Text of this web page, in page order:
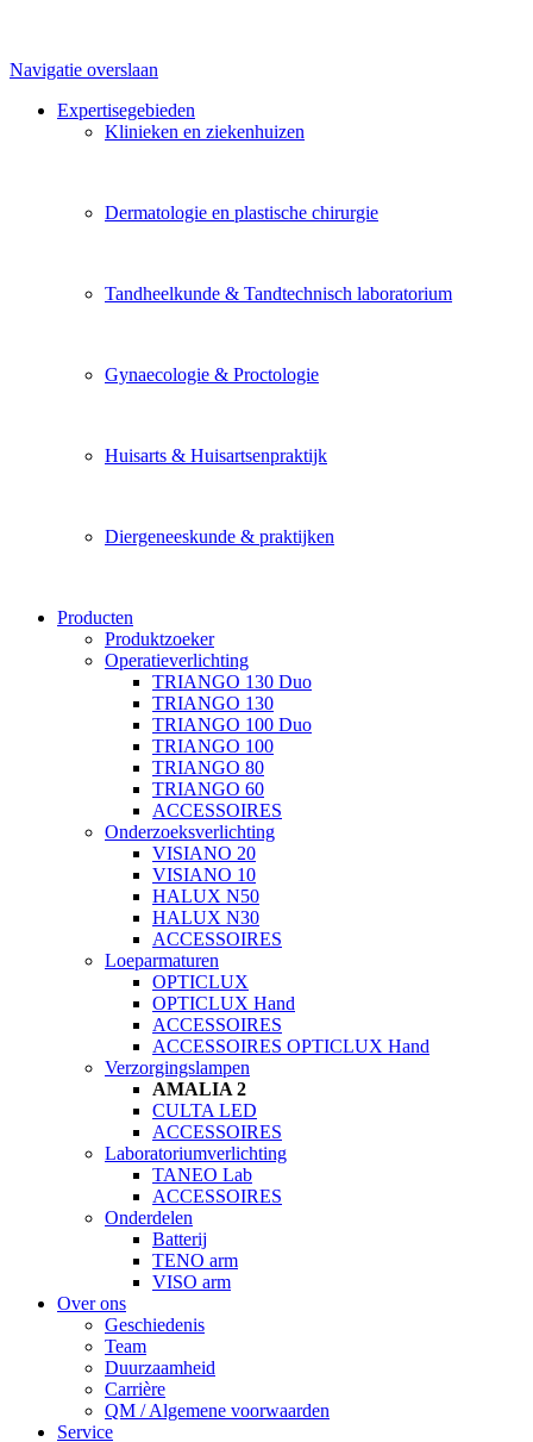
Navigatie overslaan
Expertisegebieden
Klinieken en ziekenhuizen
Dermatologie en plastische chirurgie
Tandheelkunde & Tandtechnisch laboratorium
Gynaecologie & Proctologie
Huisarts & Huisartsenpraktijk
Diergeneeskunde & praktijken
Producten
Produktzoeker
Operatieverlichting
TRIANGO 130 Duo
TRIANGO 130
TRIANGO 100 Duo
TRIANGO 100
TRIANGO 80
TRIANGO 60
ACCESSOIRES
Onderzoeksverlichting
VISIANO 20
VISIANO 10
HALUX N50
HALUX N30
ACCESSOIRES
Loeparmaturen
OPTICLUX
OPTICLUX Hand
ACCESSOIRES
ACCESSOIRES OPTICLUX Hand
Verzorgingslampen
AMALIA 2
CULTA LED
ACCESSOIRES
Laboratoriumverlichting
TANEO Lab
ACCESSOIRES
Onderdelen
Batterij
TENO arm
VISO arm
Over ons
Geschiedenis
Team
Duurzaamheid
Carrière
QM / Algemene voorwaarden
Service